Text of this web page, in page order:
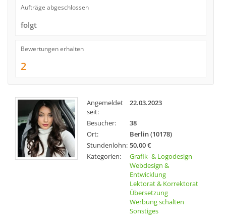
Aufträge abgeschlossen
folgt
Bewertungen erhalten
2
Angemeldet
seit:
22.03.2023
Besucher:
38
Ort:
Berlin (10178)
Stundenlohn: 50,00 €
Kategorien:
Grafik- & Logodesign
Webdesign &
Entwicklung
Lektorat & Korrektorat
Übersetzung
Werbung schalten
Sonstiges